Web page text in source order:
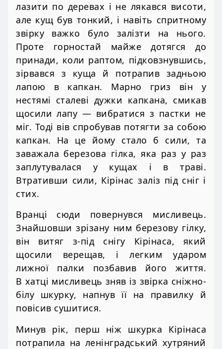
лазити по деревах і не лякався висоти,
але кущ був тонкий, і навіть спритному
звірку важко було залізти на нього.
Проте горностай майже дотягся до
принади, коли раптом, підковзнувшись,
зірвався з куща й потрапив задньою
лапою в капкан. Марно гриз він у
нестямі сталеві дужки капкана, смикав
щосили лапу — вибратися з пастки не
міг. Тоді вів спробував потягти за собою
капкан. На це йому стало б сили, та
заважала березова гілка, яка раз у раз
заплутувалася у кущах і в траві.
Втративши сили, Кірінас заліз під сніг і
стих.
Вранці сюди повернувся мисливець.
Знайшовши зрізану ним березову гілку,
він витяг з-під снігу Кірінаса, який
щосили верещав, і легким ударом
лижної палки позбавив його життя.
В хатці мисливець зняв із звірка сніжно-
білу шкурку, напнув її на правилку й
повісив сушитися.
Минув рік, перш ніж шкурка Кірінаса
потрапила на ленінградський хутряний